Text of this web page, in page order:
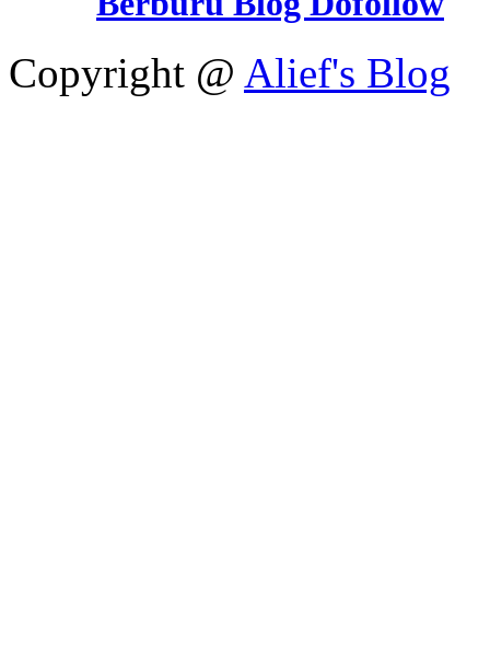
Copyright @ Alief's Blog